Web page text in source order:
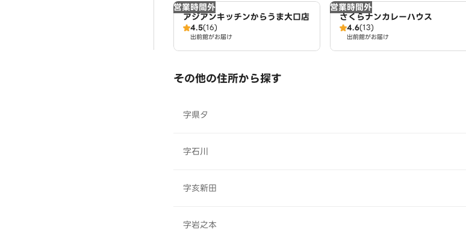
営業時間外
アジアンキッチンからうま大口店
4.5(16)
出前館がお届け
営業時間外
さくらナンカレーハウス
4.6(13)
出前館がお届け
その他の住所から探す
字県タ
字石川
字亥新田
字岩之本